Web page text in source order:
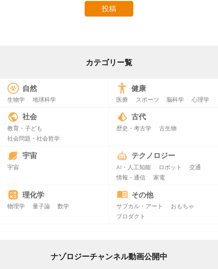
カテゴリー覧
自然
生物学 地球科学
健康
医療 スポーツ 脳科学 心理学
社会
教育・子ども
社会問題・社会哲学
古代
歴史・考古学 古生物
宇宙
宇宙
テクノロジー
AI・人工知能 ロボット
交通
情報・通信
家電
理化学
物理学 量子論 数学
その他
サブカル・アート
おもちゃ
プロダクト
ナゾロジーチャンネル動画公開中